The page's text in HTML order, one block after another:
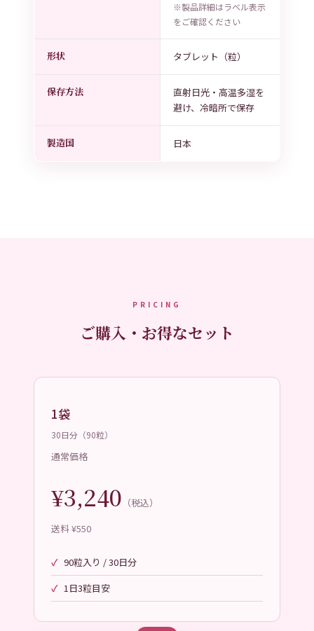
※製品詳細はラベル表示
をご確認ください
形状 タブレット（粒）
保存方法
直射日光・高温多湿を
避け、冷暗所で保存
製造国 日本
PRICING
ご購入・お得なセット
1袋
30日分（90粒）
通常価格
¥3,240 （税込）
送料 ¥550
90粒入り / 30日分
1日3粒目安